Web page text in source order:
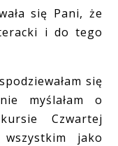
się Pani, że
i do tego
się
myślałam o
Czwartej
jako